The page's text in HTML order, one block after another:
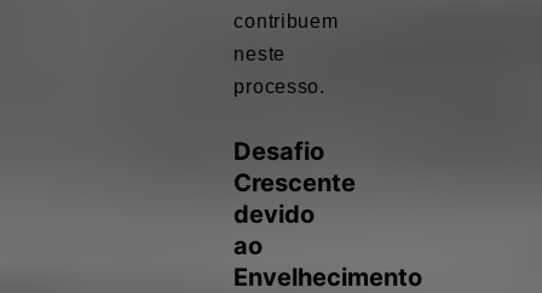
contribuem
neste
processo.
Desafio
Crescente
devido
ao
Envelhecimento